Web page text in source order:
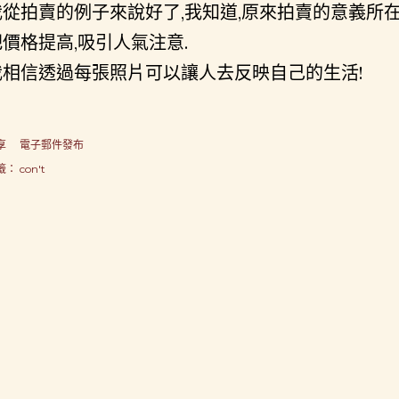
拍賣的例子來說好了,我知道,原來拍賣的意義所
格提高,吸引人氣注意.
信透過每張照片可以讓人去反映自己的生活!
電子郵件發布
： con't